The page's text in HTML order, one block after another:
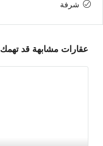
شرفة
عقارات مشابهة قد تهمك